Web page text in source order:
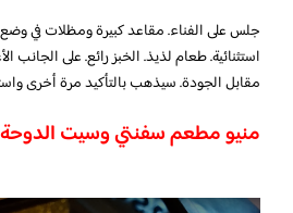
جلس على الفناء. مقاعد كبيرة ومظلات في
استثنائية. طعام لذيذ. الخبز رائع. على الجانب
مقابل الجودة. سيذهب بالتأكيد مرة أخرى
منيو مطعم سفنتي وسيت الدوحة